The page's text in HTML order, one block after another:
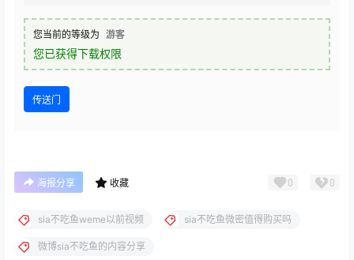
您当前的等级为 游客
您已获得下载权限
传送门
海报分享 收藏 0 0
sia不吃鱼weme以前视频 sia不吃鱼微密值得购买吗
微博sia不吃鱼的内容分享